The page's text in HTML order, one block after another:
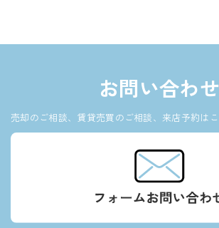
お問い合わせ
売却のご相談、賃貸売買のご相談、来店予約は